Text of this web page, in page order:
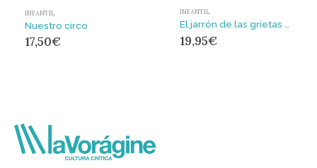
INFANTIL
Nuestro circo
17,50€
INFANTIL
19,95€